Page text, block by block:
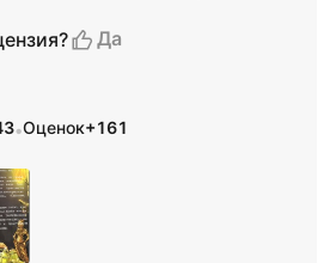
Да
•Оценок+161